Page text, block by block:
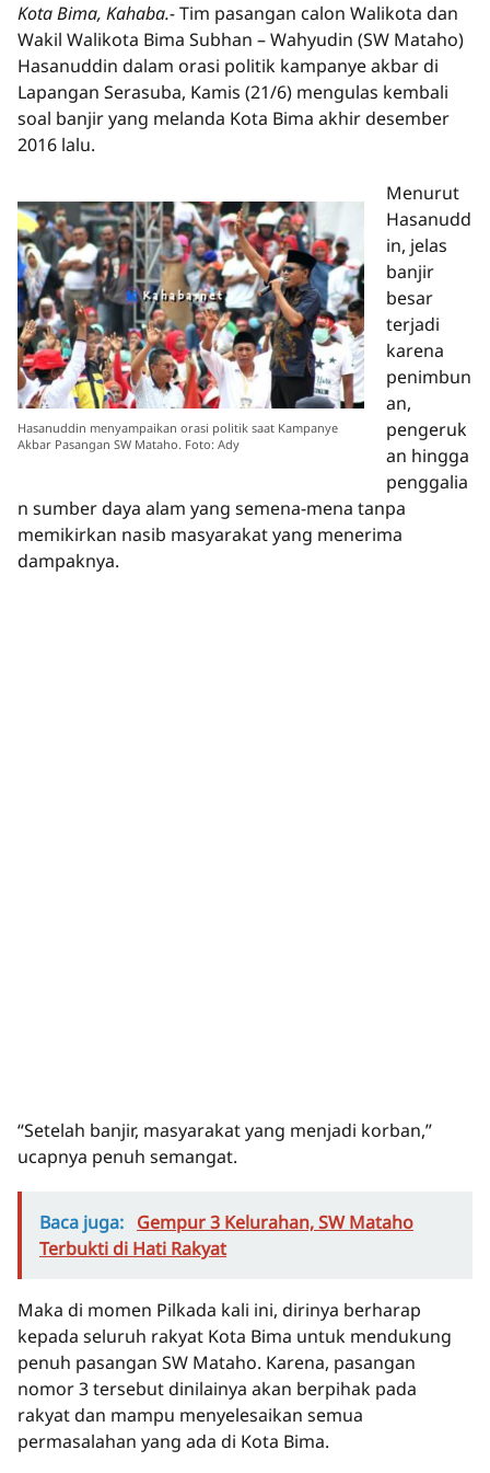
Kota Bima, Kahaba.-Tim pasangan calon Walikota dan
Wakil Walikota Bima Subhan – Wahyudin (SW Mataho)
Hasanuddin dalam orasi politik kampanye akbar di
Lapangan Serasuba, Kamis (21/6) mengulas kembali
soal banjir yang melanda Kota Bima akhir desember
2016 lalu.
Hasanuddin menyampaikan orasi politik saat Kampanye
Akbar Pasangan SW Mataho. Foto: Ady
Menurut
Hasanudd
in, jelas
banjir
besar
terjadi
karena
penimbun
an,
pengeruk
an hingga
penggalia
n sumber daya alam yang semena-mena tanpa
memikirkan nasib masyarakat yang menerima
dampaknya.
“Setelah banjir, masyarakat yang menjadi korban,”
ucapnya penuh semangat.
Baca juga: Gempur 3 Kelurahan, SW Mataho
Terbukti di Hati Rakyat
Maka di momen Pilkada kali ini, dirinya berharap
kepada seluruh rakyat Kota Bima untuk mendukung
penuh pasangan SW Mataho. Karena, pasangan
nomor 3 tersebut dinilainya akan berpihak pada
rakyat dan mampu menyelesaikan semua
permasalahan yang ada di Kota Bima.